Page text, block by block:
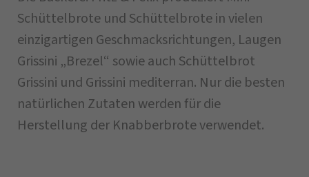
Schüttelbrote und Schüttelbrote in vielen
einzigartigen Geschmacksrichtungen, Laugen
Grissini „Brezel“ sowie auch Schüttelbrot
Grissini und Grissini mediterran. Nur die besten
natürlichen Zutaten werden für die
Herstellung der Knabberbrote verwendet.